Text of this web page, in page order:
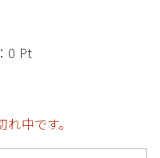
0 Pt
中です。